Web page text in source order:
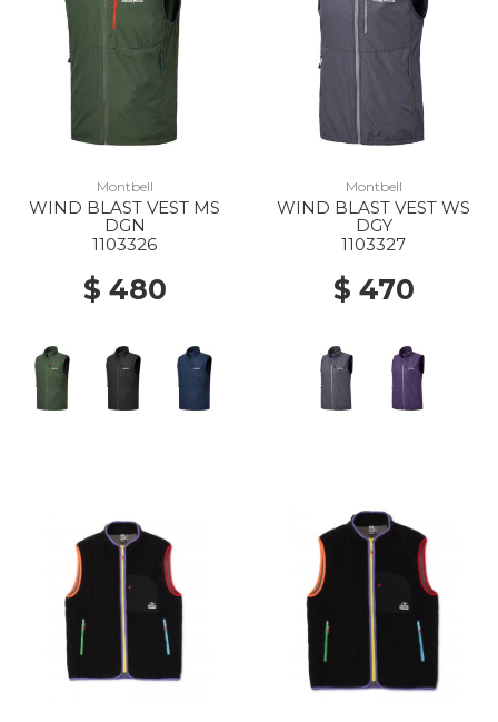
Montbell
WIND BLAST VEST MS
DGN
1103326
$ 480
Montbell
WIND BLAST VEST WS
DGY
1103327
$ 470